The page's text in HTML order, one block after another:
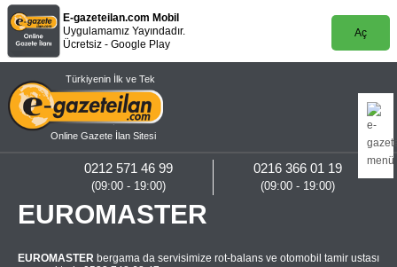
E-gazeteilan.com Mobil
Uygulamamız Yayındadır.
Ücretsiz - Google Play
Aç
Türkiyenin İlk ve Tek
Online Gazete İlan Sitesi
0216 366 01 19
(09:00 - 19:00)
0212 571 46 99
(09:00 - 19:00)
EUROMASTER
EUROMASTER bergama da servisimize rot-balans ve otomobil tamir ustası